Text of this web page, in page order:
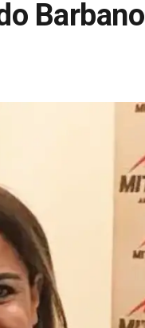
Barbano